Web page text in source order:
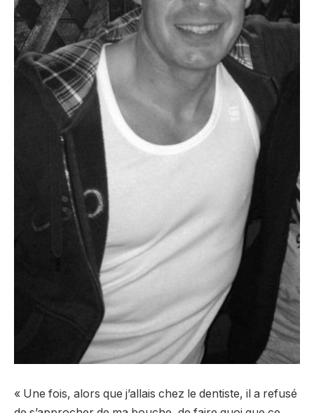
« Une fois, alors que j’allais chez le dentiste, il a refusé